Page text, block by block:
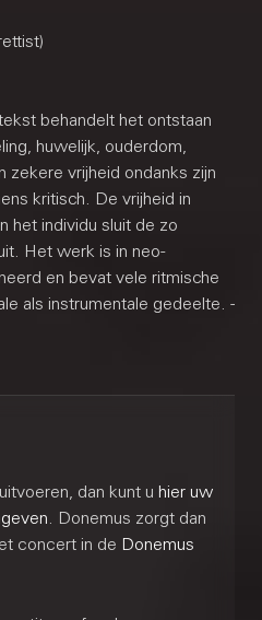
behandelt het ontstaan
huwelijk, ouderdom,
zekere vrijheid ondanks zijn
kritisch. De vrijheid in
het individu sluit de zo
Het werk is in neo-
en bevat vele ritmische
als instrumentale gedeelte. -
dan kunt u hier uw
. Donemus zorgt dan
concert in de Donemus